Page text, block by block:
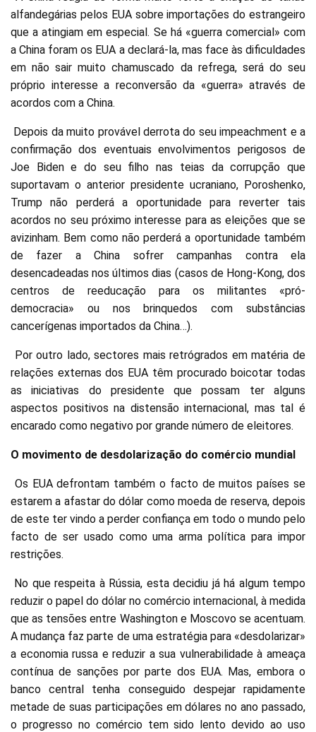
alfandegárias pelos EUA sobre importações do estrangeiro
que a atingiam em especial. Se há «guerra comercial» com
a China foram os EUA a declará-la, mas face às dificuldades
em não sair muito chamuscado da refrega, será do seu
próprio interesse a reconversão da «guerra» através de
acordos com a China.
Depois da muito provável derrota do seu impeachment e a
confirmação dos eventuais envolvimentos perigosos de
Joe Biden e do seu filho nas teias da corrupção que
suportavam o anterior presidente ucraniano, Poroshenko,
Trump não perderá a oportunidade para reverter tais
acordos no seu próximo interesse para as eleições que se
avizinham. Bem como não perderá a oportunidade também
de fazer a China sofrer campanhas contra ela
desencadeadas nos últimos dias (casos de Hong-Kong, dos
centros de reeducação para os militantes «pró-
democracia» ou nos brinquedos com substâncias
cancerígenas importados da China…).
Por outro lado, sectores mais retrógrados em matéria de
relações externas dos EUA têm procurado boicotar todas
as iniciativas do presidente que possam ter alguns
aspectos positivos na distensão internacional, mas tal é
encarado como negativo por grande número de eleitores.
O movimento de desdolarização do comércio mundial
Os EUA defrontam também o facto de muitos países se
estarem a afastar do dólar como moeda de reserva, depois
de este ter vindo a perder confiança em todo o mundo pelo
facto de ser usado como uma arma política para impor
restrições.
No que respeita à Rússia, esta decidiu já há algum tempo
reduzir o papel do dólar no comércio internacional, à medida
que as tensões entre Washington e Moscovo se acentuam.
A mudança faz parte de uma estratégia para «desdolarizar»
a economia russa e reduzir a sua vulnerabilidade à ameaça
contínua de sanções por parte dos EUA. Mas, embora o
banco central tenha conseguido despejar rapidamente
metade de suas participações em dólares no ano passado,
o progresso no comércio tem sido lento devido ao uso